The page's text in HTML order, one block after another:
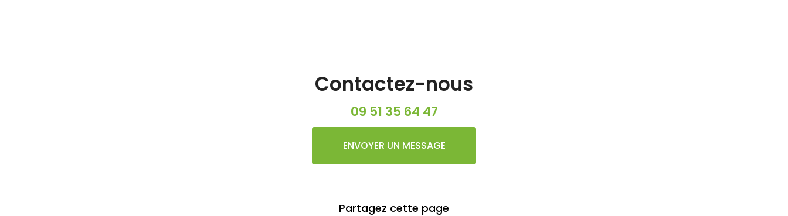
Contactez-nous
09 51 35 64 47
ENVOYER UN MESSAGE
Partagez cette page